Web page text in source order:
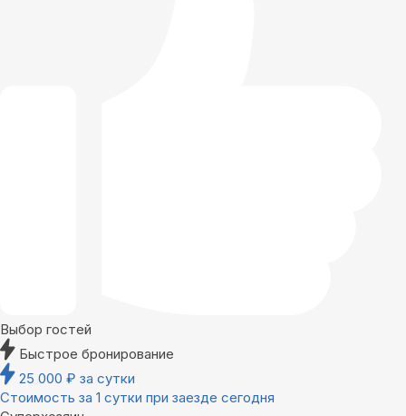
Выбор гостей
Быстрое бронирование
25 000 ₽ за сутки
Стоимость за 1 сутки при заезде сегодня